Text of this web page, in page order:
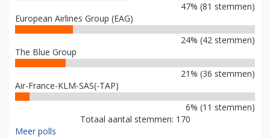
47% (81 stemmen)
European Airlines Group (EAG)
24% (42 stemmen)
The Blue Group
21% (36 stemmen)
Air-France-KLM-SAS(-TAP)
6% (11 stemmen)
Totaal aantal stemmen: 170
Meer polls